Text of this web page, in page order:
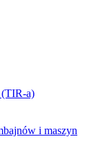
(TIR-a)
i maszyn